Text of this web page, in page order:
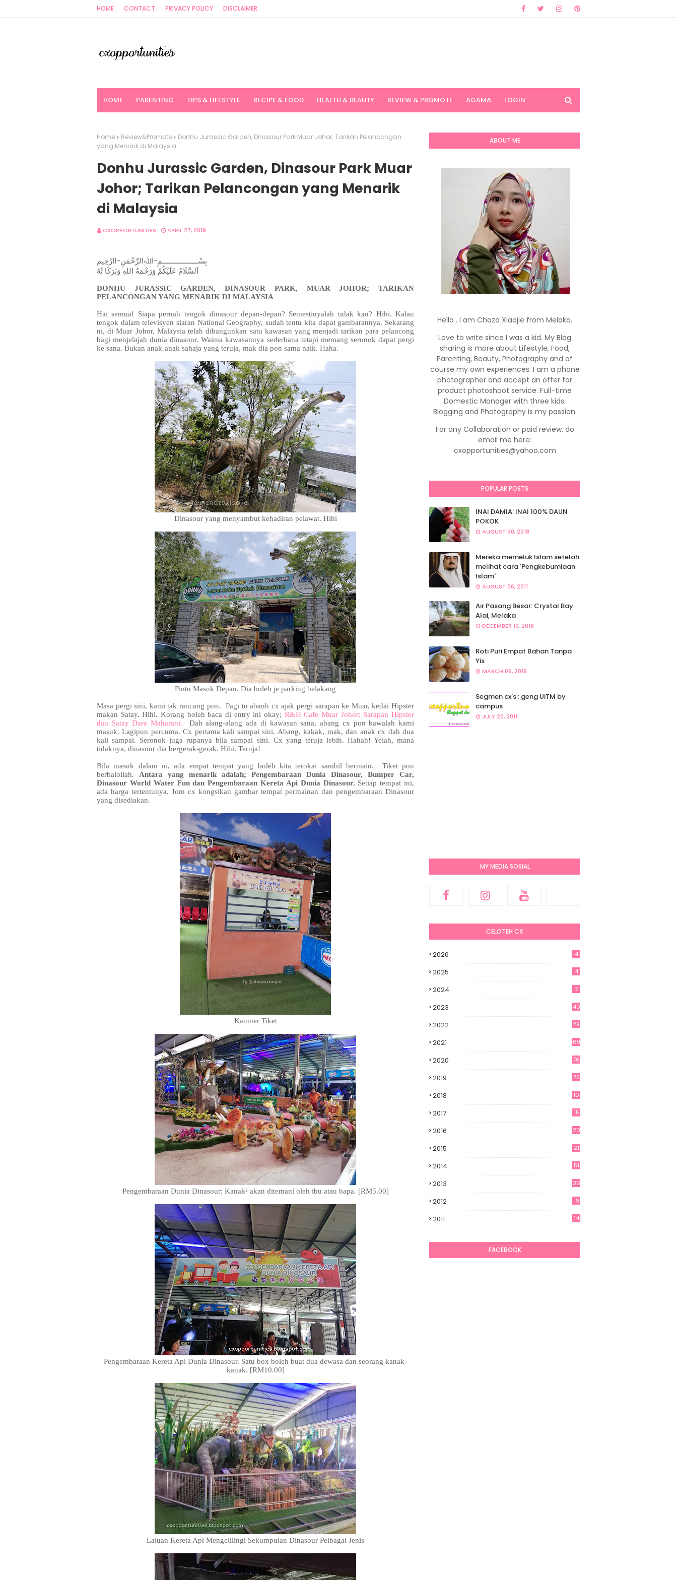
HOME CONTACT PRIVACY POLICY DISCLAIMER
HOME PARENTING TIPS & LIFESTYLE RECIPE & FOOD HEALTH & BEAUTY REVIEW & PROMOTE AGAMA LOGIN
Home Review&Promote
Donhu Jurassic Garden, Dinasour Park Muar Johor; Tarikan Pelancongan
yang Menarik di Malaysia
Donhu Jurassic Garden, Dinasour Park Muar
Johor; Tarikan Pelancongan yang Menarik
di Malaysia
CXOPPORTUNITIES APRIL 27, 2019
بِسْــــــــــــــــــمِ-اﷲِالرَّحْمَنِ-اارَّحِيم
اَلسَّلَامُ عَلَيْكُمْ وَرَحْمَةُ اللهِ وَبَرَكَا تُهُ
DONHU JURASSIC GARDEN, DINASOUR PARK, MUAR JOHOR; TARIKAN
PELANCONGAN YANG MENARIK DI MALAYSIA
Hai semua! Siapa pernah tengok dinasour depan-depan? Semestinyalah tidak kan? Hihi. Kalau
tengok dalam televisyen siaran National Geography, sudah tentu kita dapat gambarannya. Sekarang
ni, di Muar Johor, Malaysia telah dibangunkan satu kawasan yang menjadi tarikan para pelancong
bagi menjelajah dunia dinasour. Waima kawasannya sederhana tetapi memang seronok dapat pergi
ke sana. Bukan anak-anak sahaja yang teruja, mak dia pon sama naik. Haha.
Dinasour yang menyambut kehadiran pelawat. Hihi
Pintu Masuk Depan. Dia boleh je parking belakang
Masa pergi sini, kami tak rancang pon. Pagi tu abanh cx ajak pergi sarapan ke Muar, kedai Hipster
makan Satay. Hihi. Korang boleh baca di entry ini okay; R&H Cafe Muar Johor; Sarapan Hipster
dan Satay Dara Maharani. Dah alang-alang ada di kawasan sana, abang cx pon bawalah kami
masuk. Lagipun percuma. Cx pertama kali sampai sini. Abang, kakak, mak, dan anak cx dah dua
kali sampai. Seronok juga rupanya bila sampai sini. Cx yang teruja lebih. Hahah! Yelah, mana
tidaknya, dinasour dia bergerak-gerak. Hihi. Teruja!
Bila masuk dalam ni, ada empat tempat yang boleh kita terokai sambil bermain. Tiket pon
berbaloilah. Antara yang menarik adalah; Pengembaraan Dunia Dinasour, Bumper Car,
Dinasour World Water Fun dan Pengembaraan Kereta Api Dunia Dinasour. Setiap tempat ini,
ada harga tertentunya. Jom cx kongsikan gambar tempat permainan dan pengembaraan Dinasour
yang disediakan.
Kaunter Tiket
Pengembaraan Dunia Dinasour; Kanak² akan ditemani oleh ibu atau bapa. [RM5.00]
Pengembaraan Kereta Api Dunia Dinasour. Satu box boleh buat dua dewasa dan seorang kanak-
kanak. [RM10.00]
Laluan Kereta Api Mengelilingi Sekumpulan Dinasour Pelbagai Jenis
ABOUT ME
Hello . I am Chaza Xiaojie from Melaka.
Love to write since I was a kid. My Blog
sharing is more about Lifestyle, Food,
Parenting, Beauty, Photography and of
course my own experiences. I am a phone
photographer and accept an offer for
product photoshoot service. Full-time
Domestic Manager with three kids.
Blogging and Photography is my passion.
For any Collaboration or paid review, do
email me here:
cxopportunities@yahoo.com
POPULAR POSTS
INAI DAMIA: INAI 100% DAUN
POKOK
AUGUST 30, 2018
Mereka memeluk Islam setelah
melihat cara 'Pengkebumiaan
Islam'
AUGUST 06, 2011
Air Pasang Besar: Crystal Bay
Alai, Melaka
DECEMBER 10, 2018
Roti Puri Empat Bahan Tanpa
Yis
MARCH 09, 2019
Segmen cx's : geng UiTM by
campus
JULY 20, 2011
MY MEDIA SOSIAL
CELOTEH CX
2026 4
2025 4
2024 7
2023 40
2022 29
2021 69
2020 76
2019 75
2018 10
2017 15
2016 20
2015 21
2014 51
2013 36
2012
19
2011
14
FACEBOOK